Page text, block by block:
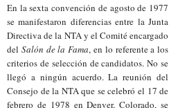
En la sexta convención de agosto de 1977
se manifestaron diferencias entre la Junta
Directiva de la NTA y el Comité encargado
del Salón de la Fama, en lo referente a los
criterios de selección de candidatos. No se
llegó a ningún acuerdo. La reunión del
Consejo de la NTA que se celebró el 17 de
febrero de 1978 en Denver, Colorado, se